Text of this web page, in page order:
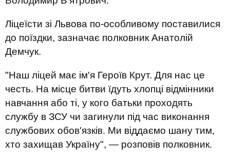
Ліцеїсти зі Львова по-особливому поставилися
до поїздки, зазначає полковник Анатолій
Демчук.
"Наш ліцей має ім'я Героїв Крут. Для нас це
честь. На місце битви їдуть хлопці відмінники
навчання або ті, у кого батьки проходять
службу в ЗСУ чи загинули під час виконання
службових обов'язків. Ми віддаємо шану тим,
хто захищав Україну", — розповів полковник.